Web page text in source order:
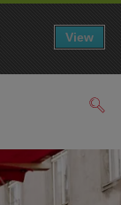
View